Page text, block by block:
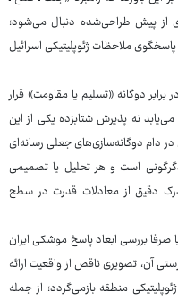
از پیش طراحی‌شده دنبال می‌شود؛
ملاحظات ژئوپلیتیکی اسرائیل
دوگانه «تسلیم یا مقاومت» قرار
نه پذیرش شتابزده یکی از این
در دام دوگانه‌سازی‌های جعلی رسانه‌ای
است و هر تحلیل یا تصمیمی
درک دقیق از معادلات قدرت در سطح
صرفا بررسی ابعاد پاسخ موشکی ایران
آن، تصویری ناقص از واقعیت ارائه
منطقه بازمی‌گردد؛ از جمله